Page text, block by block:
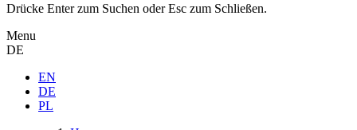
Drücke Enter zum Suchen oder Esc zum Schließen.
Menu
DE
EN
DE
PL